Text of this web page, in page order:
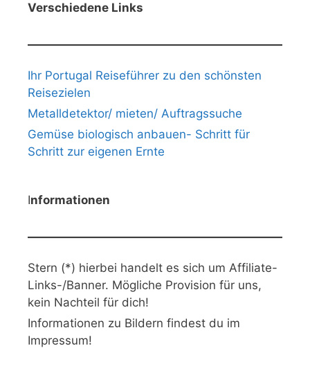
Verschiedene Links
Ihr Portugal Reiseführer zu den schönsten
Reisezielen
Metalldetektor/ mieten/ Auftragssuche
Gemüse biologisch anbauen- Schritt für
Schritt zur eigenen Ernte
Informationen
Stern (*) hierbei handelt es sich um Affiliate-
Links-/Banner. Mögliche Provision für uns,
kein Nachteil für dich!
Informationen zu Bildern findest du im
Impressum!